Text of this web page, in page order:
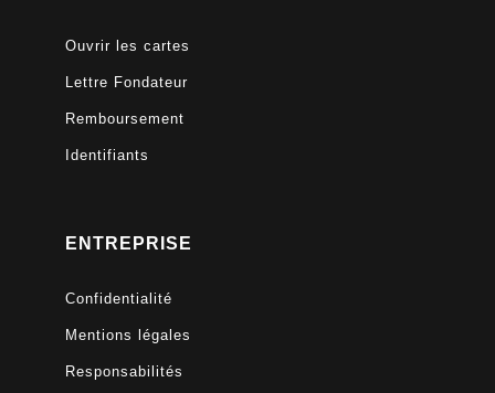
Ouvrir les cartes
Lettre Fondateur
Remboursement
Identifiants
ENTREPRISE
Confidentialité
Mentions légales
Responsabilités